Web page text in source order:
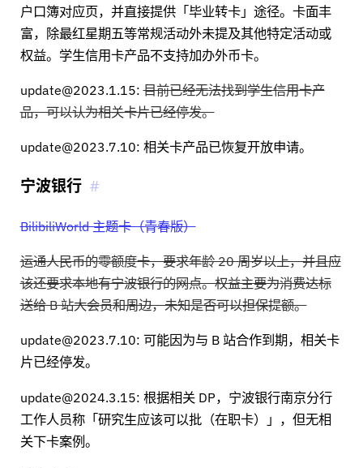
户口簿对应页，并直接提供「毕业转卡」途径。卡面丰
富，除最红星期五等常规活动外未提及其他特定活动或
权益。学生信用卡产品不支持加办外币卡。
update@2023.1.15:目前已经无法找到学生信用卡产
品，可以认为相关卡片已经停发。
update@2023.7.10: 相关卡产品已恢复开放申请。
宁波银行
BilibiliWorld 主题卡（青春版）
运通人民币的零额度卡，要求年龄 20 周岁以上，并且应
该还要求本地有宁波银行的网点。权益主要为消费达标
送给 B 站大会员和周边，未知是否可以担保提额。
update@2023.7.10: 可能因为与 B 站合作到期，相关卡
片已经停发。
update@2024.3.15: 根据相关 DP，宁波银行南京分行
工作人员称「研究生应该可以批（在职卡）」，但无相
关下卡案例。